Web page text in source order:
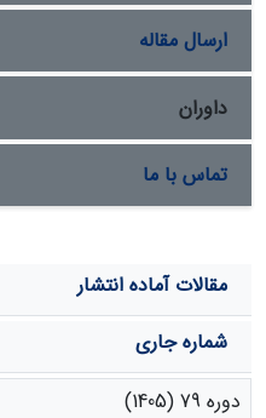
ارسال مقاله
داوران
تماس با ما
مقالات آماده انتشار
شماره جاری
دوره 79 (1405)